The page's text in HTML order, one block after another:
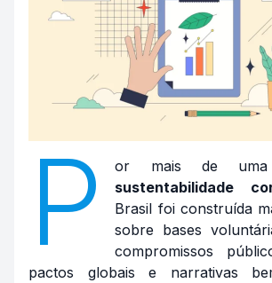
P
or mais de
sustentabilidade
Brasil foi construída
sobre bases
compromissos
pactos globais e narrativas